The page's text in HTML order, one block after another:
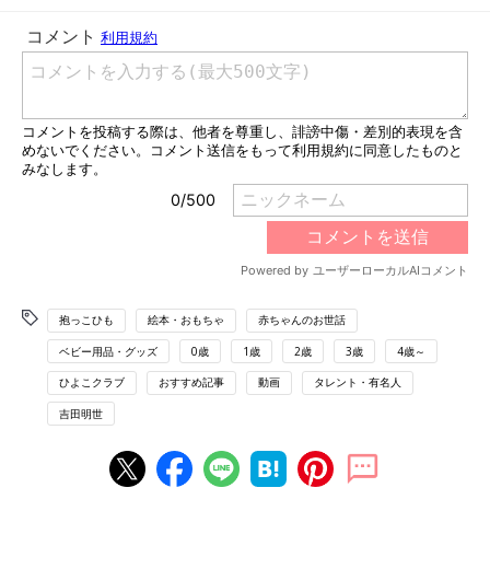
言
抱っこひも 絵本・おもちゃ 赤ちゃんのお世話
ベビー用品・グッズ 0歳 1歳 2歳 3歳 4歳～
ひよこクラブ おすすめ記事 動画 タレント・有名人
吉田明世